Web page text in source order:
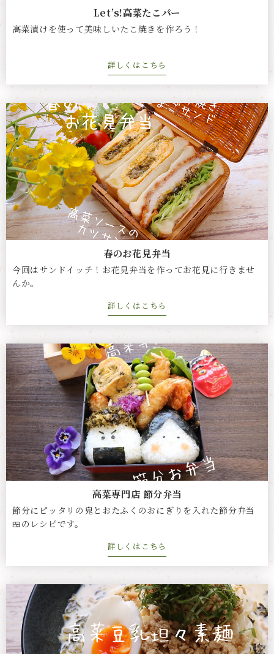
Let’s!高菜たこパー
高菜漬けを使って美味しいたこ焼きを作ろう！
詳しくはこちら
春のお花見弁当
今回はサンドイッチ！お花見弁当を作ってお花見に行きませ
んか。
詳しくはこちら
高菜専門店 節分弁当
節分にピッタリの鬼とおたふくのおにぎりを入れた節分弁当
🍱のレシピです。
詳しくはこちら